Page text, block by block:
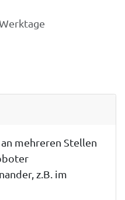
mehreren Stellen
z.B. im